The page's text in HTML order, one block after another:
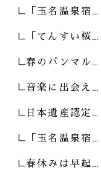
「玉名温泉宿…
「てんすい桜…
春のパンマル…
音楽に出会え…
日本遺産認定…
「玉名温泉宿…
春休みは早起…